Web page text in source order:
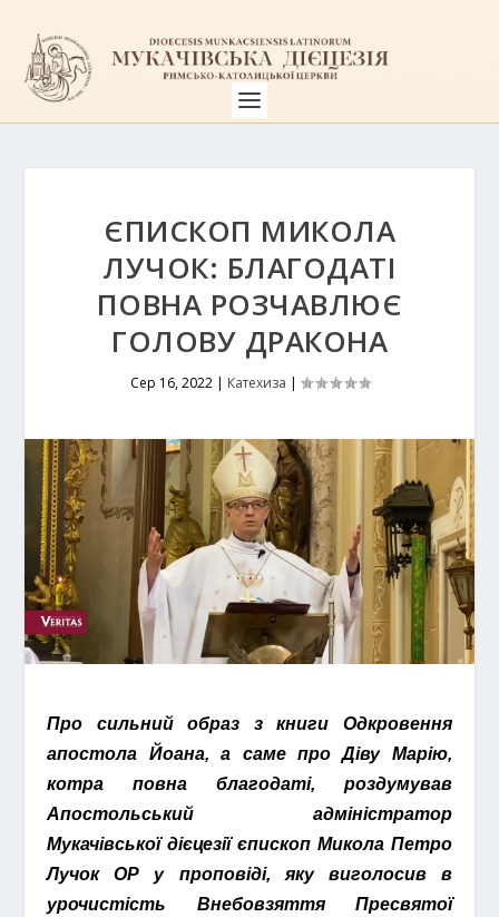
ЄПИСКОП МИКОЛА
ЛУЧОК: БЛАГОДАТІ
ПОВНА РОЗЧАВЛЮЄ
ГОЛОВУ ДРАКОНА
Сер 16, 2022| Катехиза |
Про сильний образ з книги Одкровення
апостола Йоана, а саме про Діву Марію,
котра повна благодаті, роздумував
Апостольський адміністратор
Мукачівської дієцезії єпископ Микола Петро
Лучок ОР у проповіді, яку виголосив в
урочистість Внебовзяття Пресвятої